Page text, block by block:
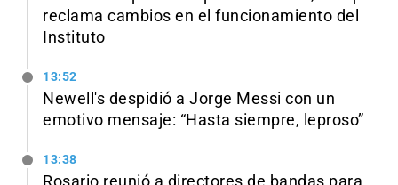
reclama cambios en el funcionamiento del
Instituto
13:52
Newell's despidió a Jorge Messi con un
emotivo mensaje: “Hasta siempre, leproso”
13:38
Rosario reunió a directores de bandas para